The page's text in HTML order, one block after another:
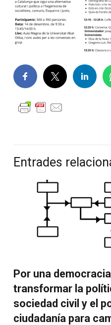
Entrades
Por una
transformar la
sociedad civil y el
ciudadanía para